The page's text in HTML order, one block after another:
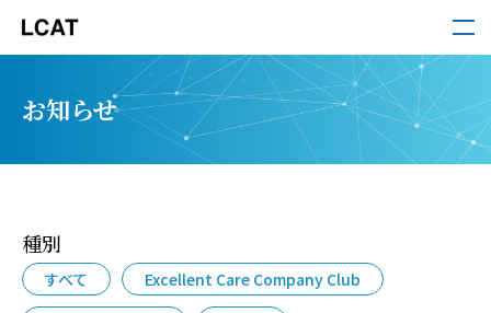
サービス
セミナー・ホワイトペーパー
お知らせ
種別
すべて
Excellent Care Company Club